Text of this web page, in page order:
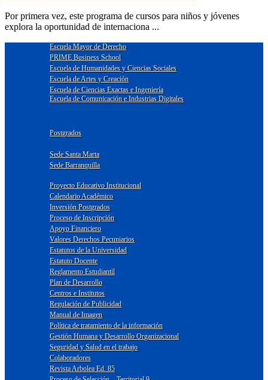
Por primera vez, este programa de cursos para niños y jóvenes
explora la oportunidad de internaciona ...
Escuela Mayor de Derecho
PRIME Business School
Escuela de Humanidades y Ciencias Sociales
Escuela de Artes y Creación
Escuela de Ciencias Exactas e Ingeniería
Escuela de Comunicación e Industrias Digitales
Postgrados
Sede Santa Marta
Sede Barranquilla
Proyecto Educativo Institucional
Calendario Académico
Inversión Postgrados
Proceso de Inscripción
Apoyo Financiero
Valores Derechos Pecuniarios
Estatutos de la Universidad
Estatuto Docente
Reglamento Estudiantil
Plan de Desarrollo
Centros e Institutos
Regulación de Publicidad
Manual de Imagen
Política de tratamiento de la información
Gestión Humana y Desarrollo Organizacional
Seguridad y Salud en el trabajo
Colaboradores
Revista Arbolea Ed. 85